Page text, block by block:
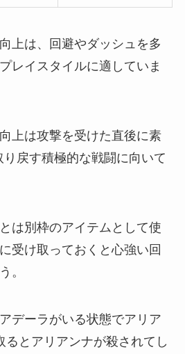
上は、回避やダッシュを多
レイスタイルに適していま
上は攻撃を受けた直後に素
戻す積極的な戦闘に向いて
は別枠のアイテムとして使
受け取っておくと心強い回
。
デーラがいる状態でアリア
るとアリアンナが殺されてし